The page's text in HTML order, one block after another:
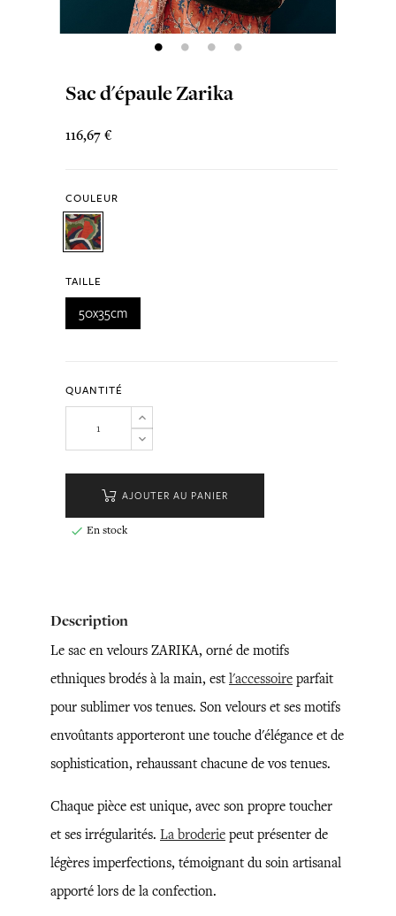
Sac d'épaule Zarika
116,67 €
COULEUR
TAILLE
50x35cm
QUANTITÉ
AJOUTER AU PANIER
 En stock
Description
Le sac en velours ZARIKA, orné de motifs
ethniques brodés à la main, est l'accessoire parfait
pour sublimer vos tenues. Son velours et ses motifs
envoûtants apporteront une touche d'élégance et de
sophistication, rehaussant chacune de vos tenues.
Chaque pièce est unique, avec son propre toucher
et ses irrégularités. La broderie peut présenter de
légères imperfections, témoignant du soin artisanal
apporté lors de la confection.